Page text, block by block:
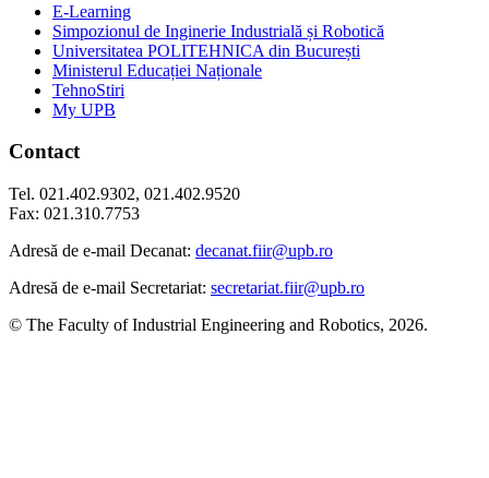
E-Learning
Simpozionul de Inginerie Industrială și Robotică
Universitatea POLITEHNICA din București
Ministerul Educației Naționale
TehnoStiri
My UPB
Contact
Tel. 021.402.9302, 021.402.9520
Fax: 021.310.7753
Adresă de e-mail Decanat: decanat.fiir@upb.ro
Adresă de e-mail Secretariat: secretariat.fiir@upb.ro
© The Faculty of Industrial Engineering and Robotics, 2026.